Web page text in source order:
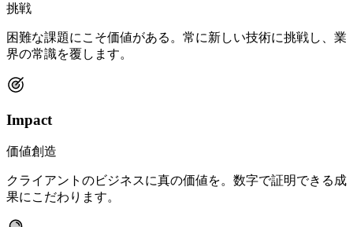
挑戦
困難な課題にこそ価値がある。常に新しい技術に挑戦し、業
界の常識を覆します。
Impact
価値創造
クライアントのビジネスに真の価値を。数字で証明できる成
果にこだわります。